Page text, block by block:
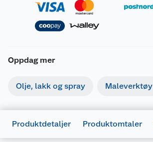
Oppdag mer
Olje, lakk og spray Maleverktøy
Produktdetaljer Produktomtaler
Merking